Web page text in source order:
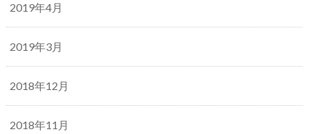
2019年4月
2019年3月
2018年12月
2018年11月